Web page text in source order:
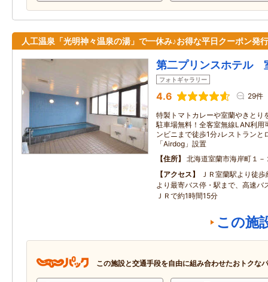
人工温泉「光明神々温泉の湯」で一休み♪お得な平日クーポン発
第二プリンスホテル
フォトギャラリー
4.6 29件
特製トマトカレーや室蘭やきとり
駐車場無料！全客室無線LAN利
ンビニまで徒歩1分♪レストランと
「Airdog」設置
住所
北海道室蘭市海岸町１－
アクセス
ＪＲ室蘭駅より徒
より最寄バス停・駅まで、高速バ
ＪＲで約1時間15分
この施
この施設と交通手段を自由に組み合わせたおトクな